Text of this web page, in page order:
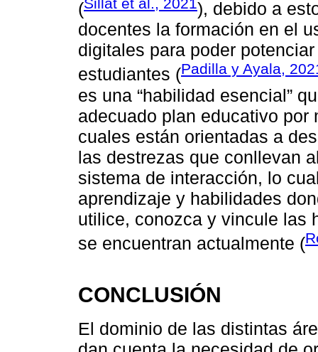
(
), debido a
docentes la formación en el
digitales para poder
estudiantes (Padilla y Ayala,
es una “habilidad esencial”
adecuado plan educativo
cuales están orientadas a
las destrezas que conllevan
sistema de interacción, lo
aprendizaje y habilidades
utilice, conozca y vincule las
se encuentran actualmente (
CONCLUSIÓN
El dominio de las distintas